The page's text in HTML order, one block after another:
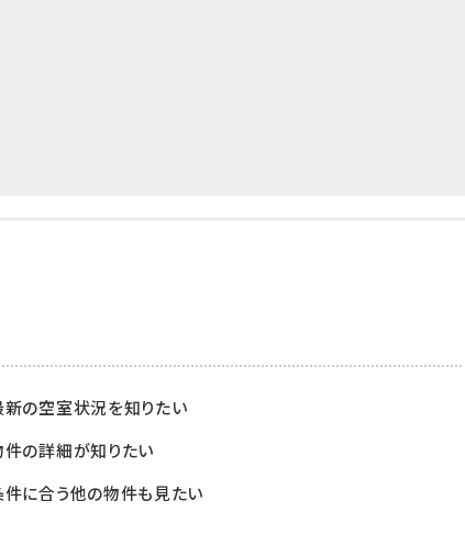
新の空室状況を知りたい
件の詳細が知りたい
件に合う他の物件も見たい